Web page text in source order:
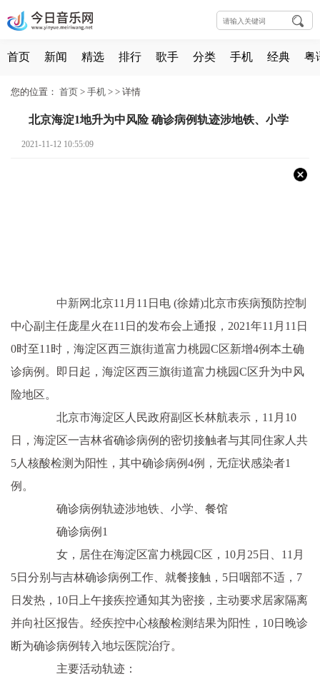
首页 新闻 精选 排行 歌手 分类 手机 经典 粤
您的位置： 首页 > 手机 > > 详情
北京海淀1地升为中风险 确诊病例轨迹涉地铁、小学
2021-11-12 10:55:09
中新网北京11月11日电 (徐婧)北京市疾病预防控制
中心副主任庞星火在11日的发布会上通报，2021年11月11日
0时至11时，海淀区西三旗街道富力桃园C区新增4例本土确
诊病例。即日起，海淀区西三旗街道富力桃园C区升为中风
险地区。
北京市海淀区人民政府副区长林航表示，11月10
日，海淀区一吉林省确诊病例的密切接触者与其同住家人共
5人核酸检测为阳性，其中确诊病例4例，无症状感染者1
例。
确诊病例轨迹涉地铁、小学、餐馆
确诊病例1
女，居住在海淀区富力桃园C区，10月25日、11月
5日分别与吉林确诊病例工作、就餐接触，5日咽部不适，7
日发热，10日上午接疾控通知其为密接，主动要求居家隔离
并向社区报告。经疾控中心核酸检测结果为阳性，10日晚诊
断为确诊病例转入地坛医院治疗。
主要活动轨迹：